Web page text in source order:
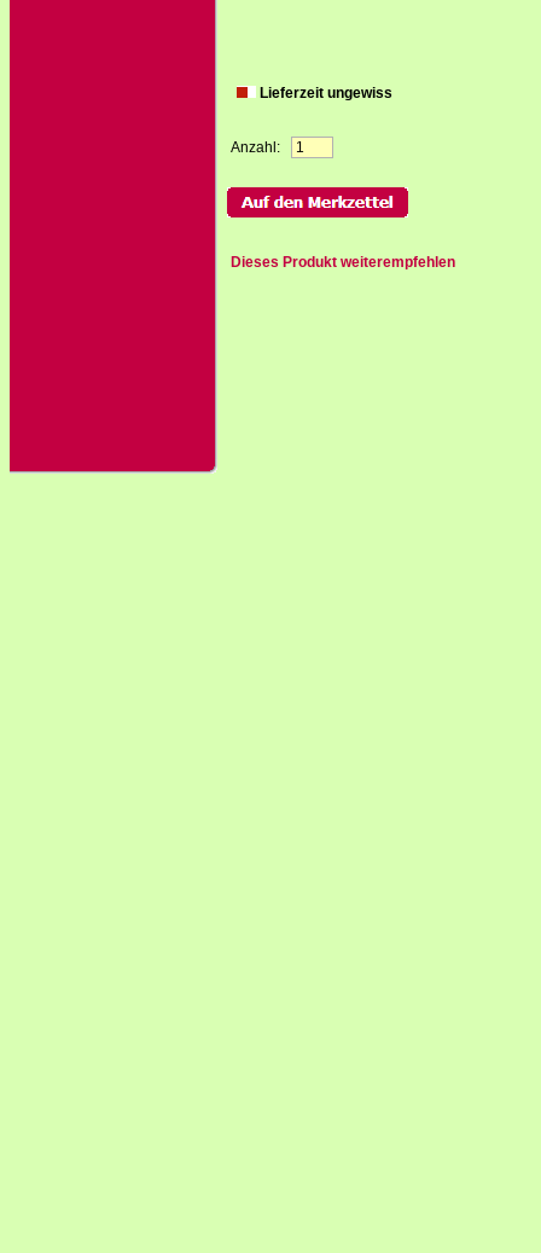
Lieferzeit ungewiss
Anzahl:
Dieses Produkt weiterempfehlen